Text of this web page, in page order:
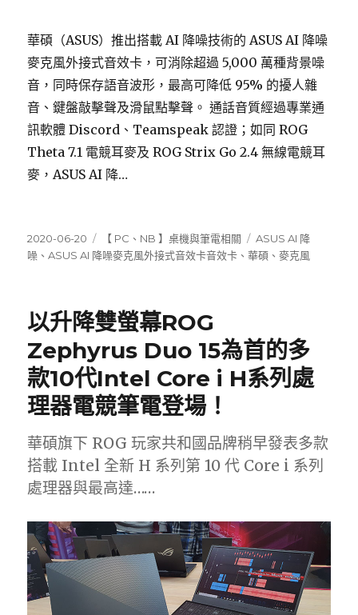
華碩（ASUS）推出搭載 AI 降噪技術的 ASUS AI 降噪
麥克風外接式音效卡，可消除超過 5,000 萬種背景噪
音，同時保存語音波形，最高可降低 95% 的擾人雜
音、鍵盤敲擊聲及滑鼠點擊聲。 通話音質經過專業通
訊軟體 Discord、Teamspeak 認證；如同 ROG
Theta 7.1 電競耳麥及 ROG Strix Go 2.4 無線電競耳
麥，ASUS AI 降…
發
佈
2020-06-20
分
類
【 PC、NB 】桌機與筆電相關
標
籤
ASUS AI 降
噪 、ASUS AI 降噪麥克風外接式音效卡音效卡 、華碩 、麥克風
以升降雙螢幕ROG
Zephyrus Duo 15為首的多
款10代Intel Core i H系列處
理器電競筆電登場！
華碩旗下 ROG 玩家共和國品牌稍早發表多款
搭載 Intel 全新 H 系列第 10 代 Core i 系列
處理器與最高達……